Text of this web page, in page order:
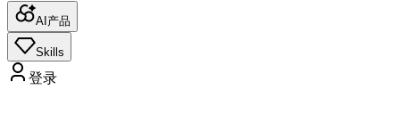
AI产品
Skills
登录